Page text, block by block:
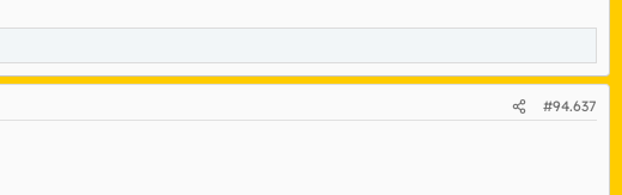
#94.637